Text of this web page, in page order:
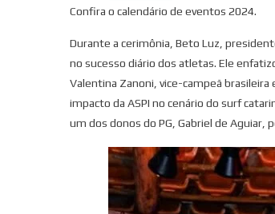
Confira o calendário de eventos 2024.
Durante a cerimônia, Beto Luz,
no sucesso diário dos atletas. Ele
Valentina Zanoni, vice-campeã
impacto da ASPI no cenário do surf
um dos donos do PG, Gabriel de Aguiar,